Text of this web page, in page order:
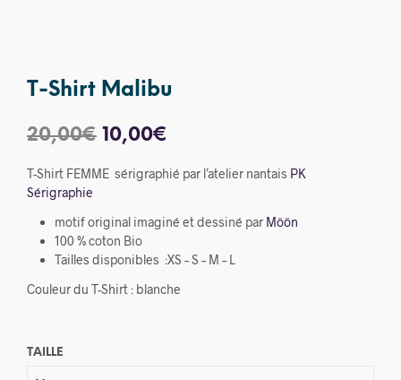
T-Shirt Malibu
20,00€ Le
prix
était :
20,00€.
10,00€
prix
est :
10,00€.
T-Shirt FEMME sérigraphié par l’atelier nantais PK
Sérigraphie
motif original imaginé et dessiné par Möön
100 % coton Bio
Tailles disponibles :XS – S – M – L
Couleur du T-Shirt : blanche
TAILLE